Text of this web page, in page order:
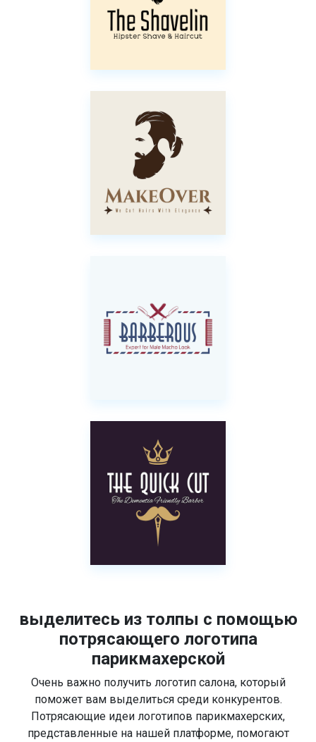
выделитесь из толпы с помощью
потрясающего логотипа
парикмахерской
Очень важно получить логотип салона, который
поможет вам выделиться среди конкурентов.
Потрясающие идеи логотипов парикмахерских,
представленные на нашей платформе, помогают